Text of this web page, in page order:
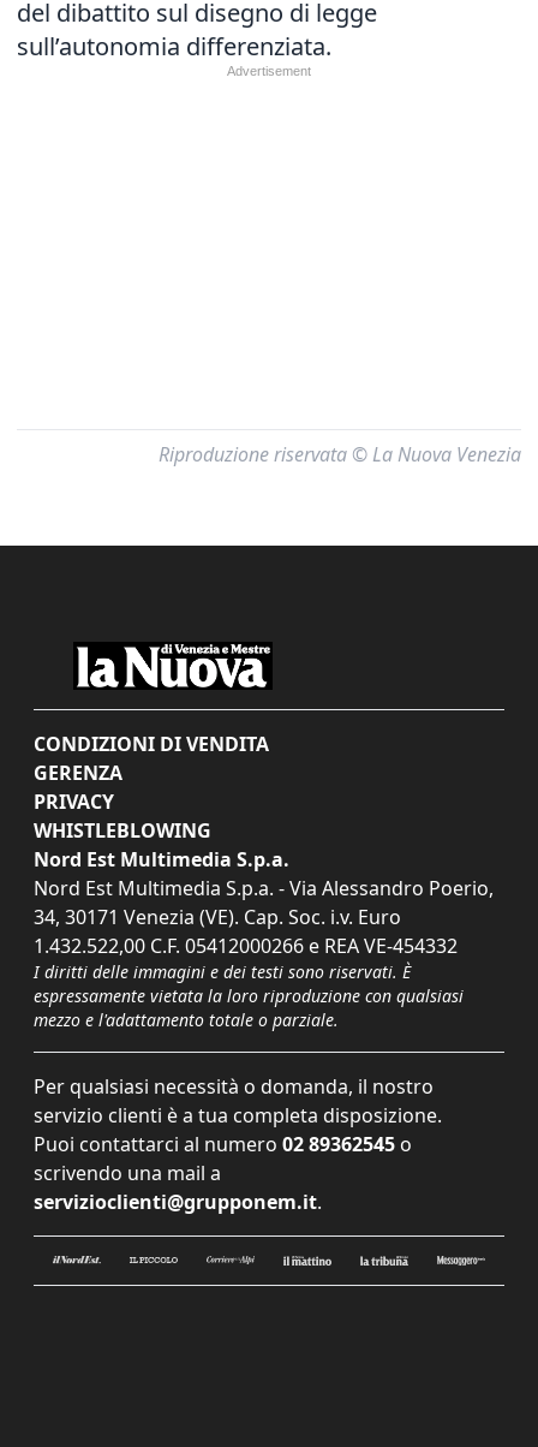
del dibattito sul disegno di legge
sull’autonomia differenziata.
Riproduzione riservata © La Nuova Venezia
CONDIZIONI DI VENDITA
GERENZA
PRIVACY
WHISTLEBLOWING
Nord Est Multimedia S.p.a.
Nord Est Multimedia S.p.a. - Via Alessandro Poerio,
34, 30171 Venezia (VE). Cap. Soc. i.v. Euro
1.432.522,00 C.F. 05412000266 e REA VE-454332
I diritti delle immagini e dei testi sono riservati. È
espressamente vietata la loro riproduzione con qualsiasi
mezzo e l'adattamento totale o parziale.
Per qualsiasi necessità o domanda, il nostro
servizio clienti è a tua completa disposizione.
Puoi contattarci al numero 02 89362545 o
scrivendo una mail a
servizioclienti@grupponem.it.